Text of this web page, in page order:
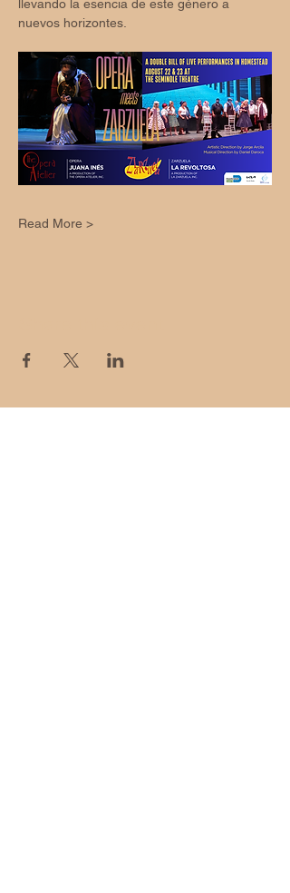
llevando la esencia de este género a
nuevos horizontes.
Read More >